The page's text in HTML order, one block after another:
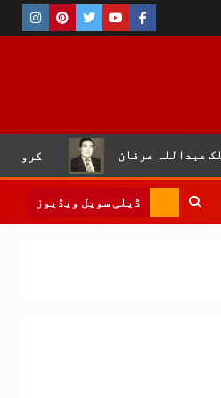
کروڑ لال عیسن :چوپال
ڈیلی سویل ویڈیوز